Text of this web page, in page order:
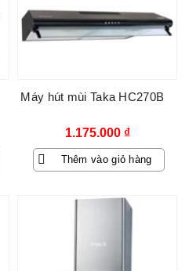
Máy hút mùi Taka HC270B
1.175.000 ₫
Thêm vào giỏ hàng